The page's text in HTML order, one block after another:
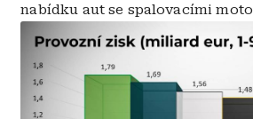
nabídku aut se spalovacími
Obrázek